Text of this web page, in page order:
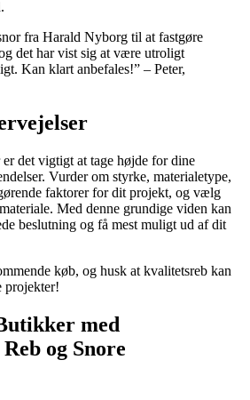
fra Harald Nyborg til at fastgøre
det har vist sig at være utroligt
Kan klart anbefales!” – Peter,
det vigtigt at tage højde for dine
Vurder om styrke, materialetype,
faktorer for dit projekt, og vælg
Med denne grundige viden kan
beslutning og få mest muligt ud af dit
køb, og husk at kvalitetsreb kan
projekter!
med
og Snore